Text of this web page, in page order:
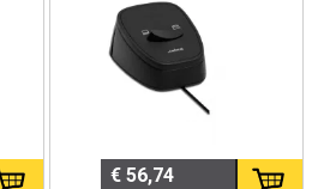
en flexplekken
met hybride werken
solution for corded Jabra
Headsets
€ 56,74